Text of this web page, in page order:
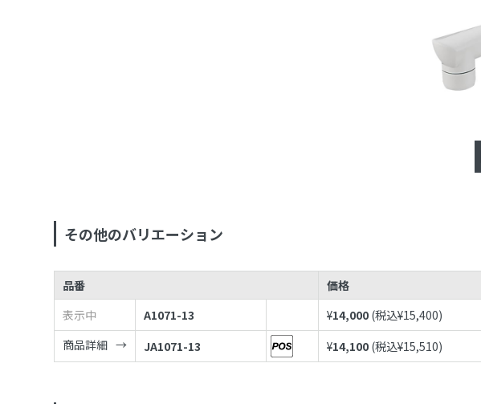
その他のバリエーション
品番 価格
表示中
A1071-13 ¥14,000 (税込¥15,400)
商品詳細
JA1071-13 ¥14,100 (税込¥15,510)